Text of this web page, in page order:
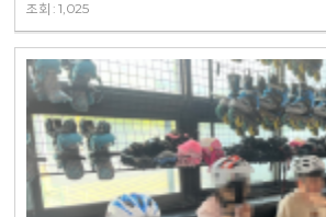
조회 : 1,025